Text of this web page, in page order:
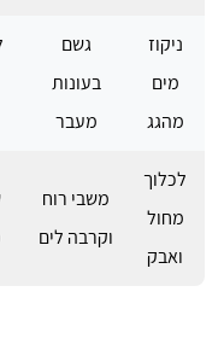
ניקוז
מים
מהגג
גשם
בעונות
מעבר
לכלוך
מחול
ואבק
משבי רוח
וקרבה לים